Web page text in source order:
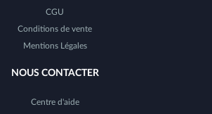
CGU
Conditions de vente
Mentions Légales
NOUS CONTACTER
Centre d'aide